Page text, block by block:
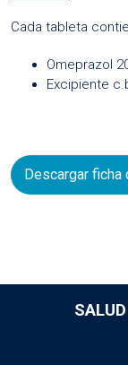
Cada tableta
Omeprazol
Excipiente
Descargar ficha